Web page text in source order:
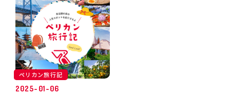
ペリカン旅行記
2025-01-06